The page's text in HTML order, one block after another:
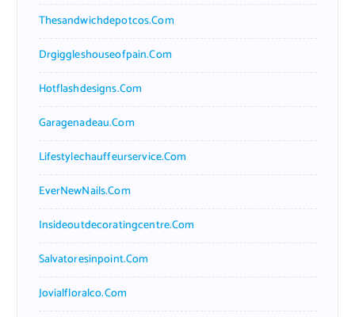
Thesandwichdepotcos.com
Drgiggleshouseofpain.com
Hotflashdesigns.com
Garagenadeau.com
Lifestylechauffeurservice.com
EverNewNails.com
Insideoutdecoratingcentre.com
Salvatoresinpoint.com
Jovialfloralco.com